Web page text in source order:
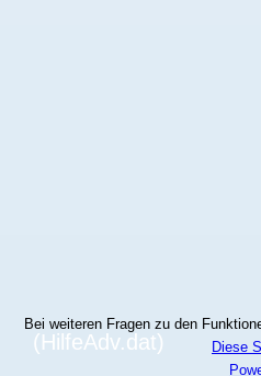
(HilfeAdv.dat)
Bei weiteren Fragen zu den
Diese